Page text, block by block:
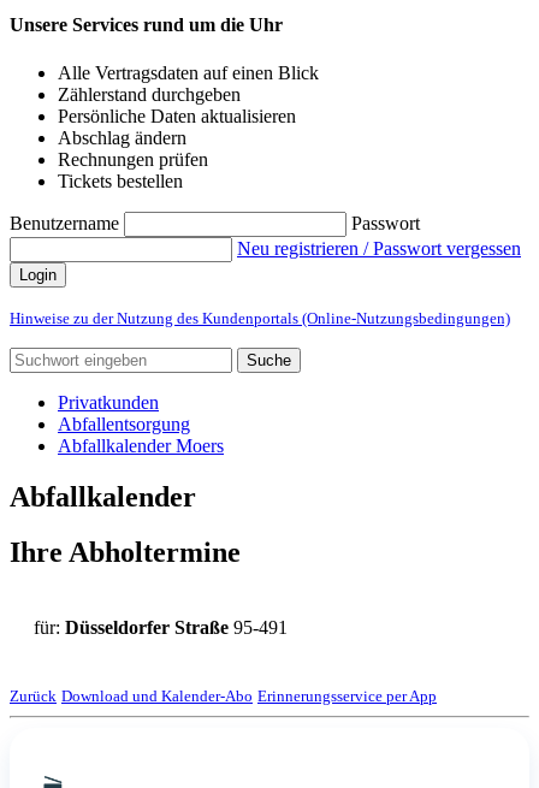
Unsere Services rund um die Uhr
Alle Vertragsdaten auf einen Blick
Zählerstand durchgeben
Persönliche Daten aktualisieren
Abschlag ändern
Rechnungen prüfen
Tickets bestellen
Benutzername
Passwort
Neu registrieren / Passwort vergessen
Login
Hinweise zu der Nutzung des Kundenportals (Online-Nutzungsbedingungen)
Suche
Privatkunden
Abfallentsorgung
Abfallkalender Moers
Abfallkalender
Ihre Abholtermine
für: Düsseldorfer Straße 95-491
Zurück Download und Kalender-Abo Erinnerungsservice per App